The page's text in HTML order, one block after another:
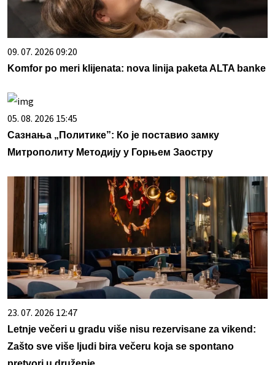
09. 07. 2026 09:20
Komfor po meri klijenata: nova linija paketa ALTA banke
05. 08. 2026 15:45
Сазнања „Политике”: Ко је поставио замку
Митрополиту Методију у Горњем Заостру
23. 07. 2026 12:47
Letnje večeri u gradu više nisu rezervisane za vikend:
Zašto sve više ljudi bira večeru koja se spontano